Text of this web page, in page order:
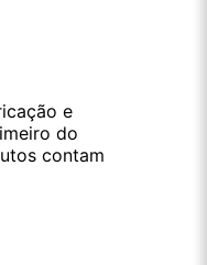
e
do
contam